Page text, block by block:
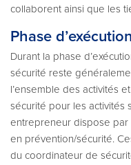
collaborent ainsi que les
Phase d’exécution
Durant la phase
sécurité reste
l’ensemble des activités
sécurité pour les activités
entrepreneur dispose
en prévention/sécurité.
du coordinateur de